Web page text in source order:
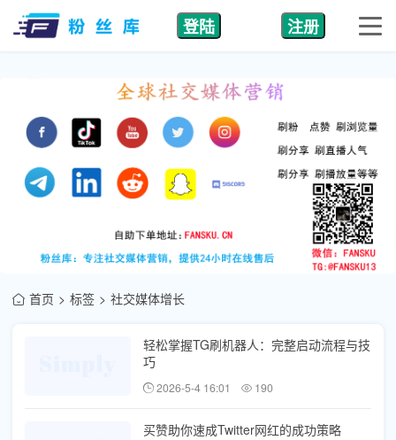
登陆 注册
首页 标签 社交媒体增长
轻松掌握TG刷机器人：完整启动流程与技
巧
2026-5-4 16:01 190
买赞助你速成Twitter网红的成功策略